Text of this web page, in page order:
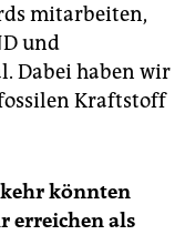
mitarbeiten,
und
Dabei haben wir
Kraftstoff
könnten
erreichen als